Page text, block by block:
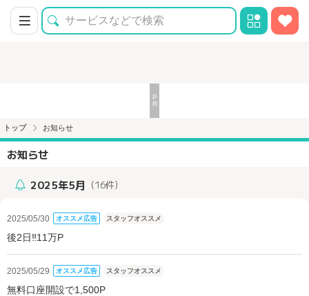
トップ お知らせ
お知らせ
2025年5月 （16件）
2025/05/30 オススメ広告 スタッフオススメ
後2日‼11万P
2025/05/29 オススメ広告 スタッフオススメ
無料口座開設で1,500P